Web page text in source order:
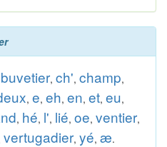
buvetier, ch', champ,
, e, eh, en, et, eu,
, hé, l', lié, oe, ventier,
vertugadier, yé, æ.